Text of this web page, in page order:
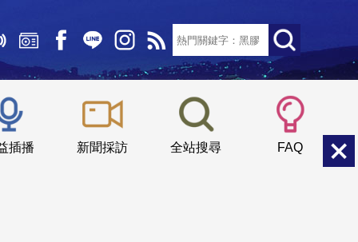
插播 新聞採訪 全站搜尋 FAQ
小 中